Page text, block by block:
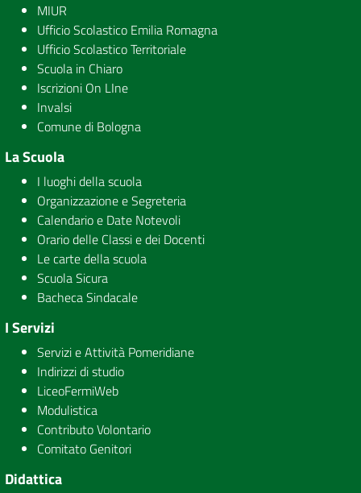
MIUR
Ufficio Scolastico Emilia Romagna
Ufficio Scolastico Territoriale
Scuola in Chiaro
Iscrizioni On LIne
Invalsi
Comune di Bologna
La Scuola
I luoghi della scuola
Organizzazione e Segreteria
Calendario e Date Notevoli
Orario delle Classi e dei Docenti
Le carte della scuola
Scuola Sicura
Bacheca Sindacale
I Servizi
Servizi e Attività Pomeridiane
Indirizzi di studio
LiceoFermiWeb
Modulistica
Contributo Volontario
Comitato Genitori
Didattica